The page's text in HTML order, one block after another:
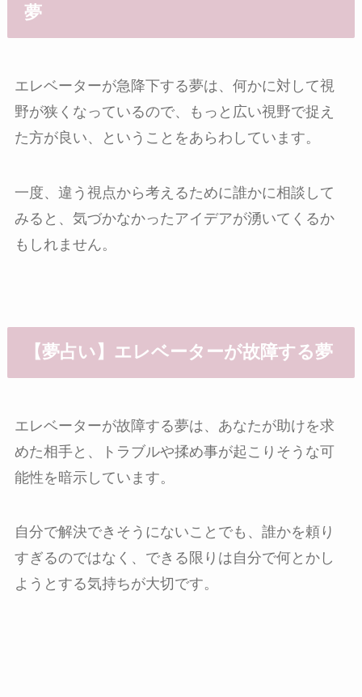
夢
エレベーターが急降下する夢は、何かに対して視
野が狭くなっているので、もっと広い視野で捉え
た方が良い、ということをあらわしています。
一度、違う視点から考えるために誰かに相談して
みると、気づかなかったアイデアが湧いてくるか
もしれません。
【夢占い】エレベーターが故障する夢
エレベーターが故障する夢は、あなたが助けを求
めた相手と、トラブルや揉め事が起こりそうな可
能性を暗示しています。
自分で解決できそうにないことでも、誰かを頼り
すぎるのではなく、できる限りは自分で何とかし
ようとする気持ちが大切です。